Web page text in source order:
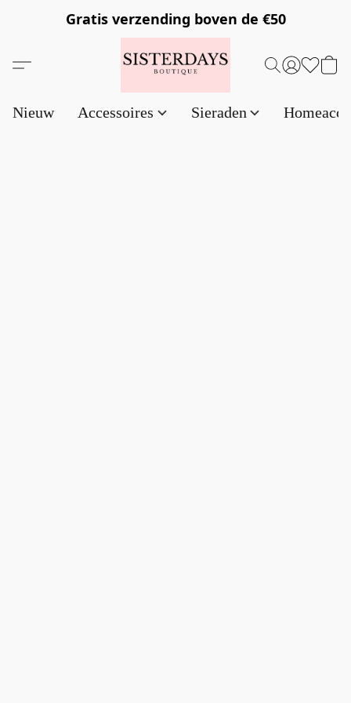
Gratis verzending boven de €50
Nieuw Accessoires Sieraden